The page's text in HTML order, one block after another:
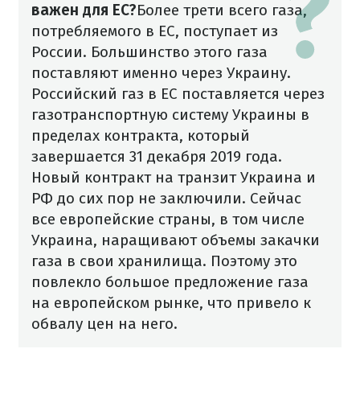
важен для ЕС?Более трети всего газа,
потребляемого в ЕС, поступает из
России. Большинство этого газа
поставляют именно через Украину.
Российский газ в ЕС поставляется через
газотранспортную систему Украины в
пределах контракта, который
завершается 31 декабря 2019 года.
Новый контракт на транзит Украина и
РФ до сих пор не заключили. Сейчас
все европейские страны, в том числе
Украина, наращивают объемы закачки
газа в свои хранилища. Поэтому это
повлекло большое предложение газа
на европейском рынке, что привело к
обвалу цен на него.